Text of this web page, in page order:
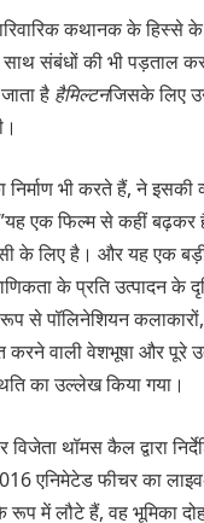
कथानक के हिस्से
साथ संबंधों की भी पड़ताल
है हैमिल्टनजिसके लिए
भी करते हैं, ने इसकी
एक फिल्म से कहीं बढ़कर
के लिए है। और यह एक
के प्रति उत्पादन के
से पॉलिनेशियन
करने वाली वेशभूषा और पूरे
का उल्लेख किया गया।
थॉमस कैल द्वारा
एनिमेटेड फीचर का
में लौटे हैं, वह भूमिका